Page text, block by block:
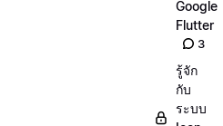
Google
Flutter
3
รู้จัก
กับ
ระบบ